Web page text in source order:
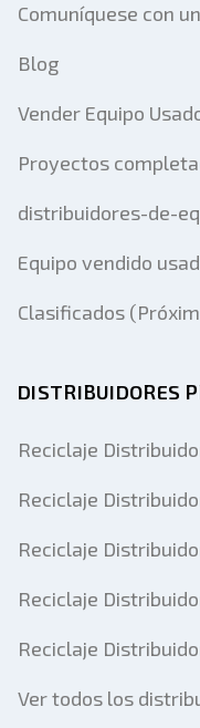
Comuníquese con
Blog
Vender Equipo
Proyectos
distribuidores-de-
Equipo vendido
Clasificados
DISTRIBUIDORES
Reciclaje
Reciclaje
Reciclaje
Reciclaje
Reciclaje
Ver todos los